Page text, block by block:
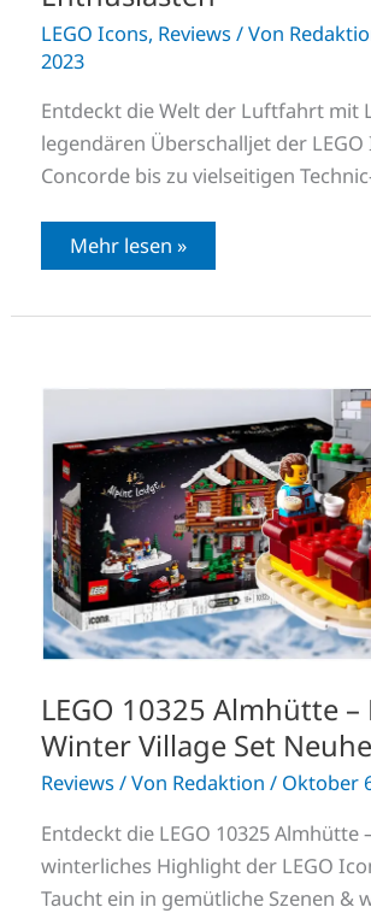
LEGO Icons, Reviews / Von
2023
Entdeckt die Welt der Luftfahrt mit
legendären Überschalljet der LEGO
Concorde bis zu vielseitigen
Mehr lesen »
LEGO 10325 Almhütte –
Winter Village Set
Reviews / Von Redaktion / Oktober
Entdeckt die LEGO 10325 Almhütte
winterliches Highlight der LEGO
Taucht ein in gemütliche Szenen &
LEGO
Almhütte
–
Die
Winter
Village
Set
Neuheit
2023